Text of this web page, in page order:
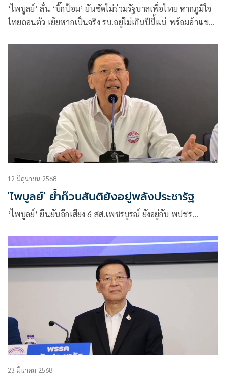
‘ไพบูลย์’ ลั่น ‘บิ๊กป้อม’ ยันชัดไม่ร่วมรัฐบาลเพื่อไทย หากภูมิใจ
ไทยถอนตัว เย้ยหากเป็นจริง รบ.อยู่ไม่เกินปีนี้แน่ พร้อมอ้าแขน
12 มิถุนายน 2568
'ไพบูลย์' ย้ำก๊วนสันติยังอยู่พลังประชารัฐ
‘ไพบูลย์’ ยืนยันอีกเสียง 6 สส.เพชรบูรณ์ ยังอยู่กับ พปชร…
23 มีนาคม 2568